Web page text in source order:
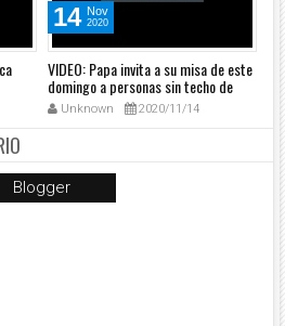
14 Nov
2020
VIDEO: Papa invita a su misa de este
domingo a personas sin techo de
RomaUnknown 2020/11/14
Blogger